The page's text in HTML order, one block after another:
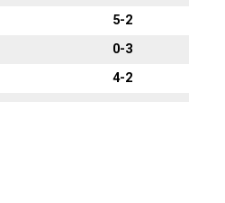
5-2
0-3
4-2